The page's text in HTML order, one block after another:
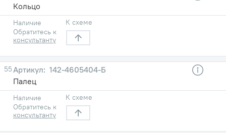
Кольцо
Наличие
Обратитесь к
консультанту
К схеме
55
142-4605404-Б
Палец
Наличие
Обратитесь к
консультанту
К схеме